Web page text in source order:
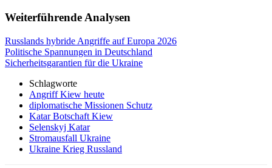
Weiterführende Analysen
Russlands hybride Angriffe auf Europa 2026
Politische Spannungen in Deutschland
Sicherheitsgarantien für die Ukraine
Schlagworte
Angriff Kiew heute
diplomatische Missionen Schutz
Katar Botschaft Kiew
Selenskyj Katar
Stromausfall Ukraine
Ukraine Krieg Russland